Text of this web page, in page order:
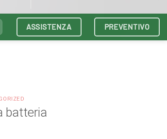
ASSISTENZA PREVENTIVO
batteria